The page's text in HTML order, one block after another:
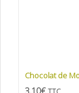
Chocolat de